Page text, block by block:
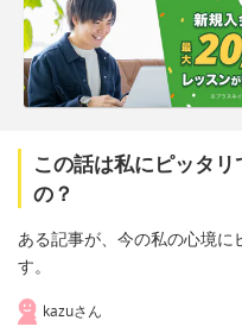
この話は私にピッタ
の？
ある記事が、今の私の心境
す。
kazuさん